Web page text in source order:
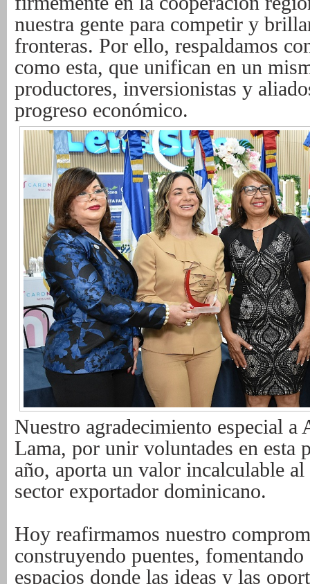
nuestra gente para competir y
fronteras. Por ello, respaldamos
como esta, que unifican en un
productores, inversionistas y
progreso económico.
Nuestro agradecimiento especial
Lama, por unir voluntades en esta
año, aporta un valor incalculable
sector exportador dominicano.
Hoy reafirmamos nuestro
construyendo puentes,
espacios donde las ideas y las